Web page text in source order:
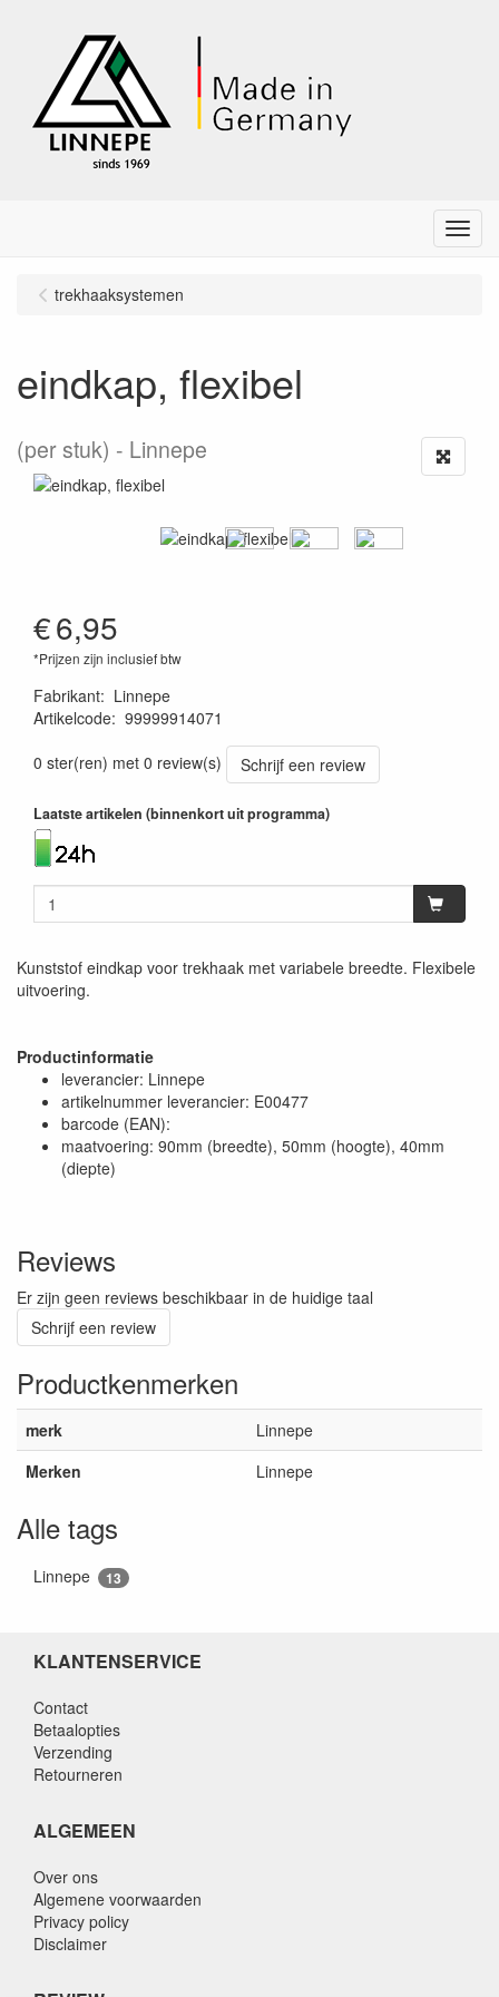
Menu
trekhaaksystemen
eindkap, flexibel
(per stuk) Linnepe
€6,95
*Prijzen zijn inclusief btw
Fabrikant: Linnepe
Artikelcode: 99999914071
0 ster(ren) met 0 review(s)
Schrijf een review
Laatste artikelen (binnenkort uit programma)
Kunststof eindkap voor trekhaak met variabele breedte. Flexibele
uitvoering.
Productinformatie
leverancier: Linnepe
artikelnummer leverancier: E00477
barcode (EAN):
maatvoering: 90mm (breedte), 50mm (hoogte), 40mm
(diepte)
Reviews
Er zijn geen reviews beschikbaar in de huidige taal
Schrijf een review
Productkenmerken
merk
Linnepe
Merken
Linnepe
Alle tags
Linnepe 13
KLANTENSERVICE
Contact
Betaalopties
Verzending
Retourneren
ALGEMEEN
Over ons
Algemene voorwaarden
Privacy policy
Disclaimer